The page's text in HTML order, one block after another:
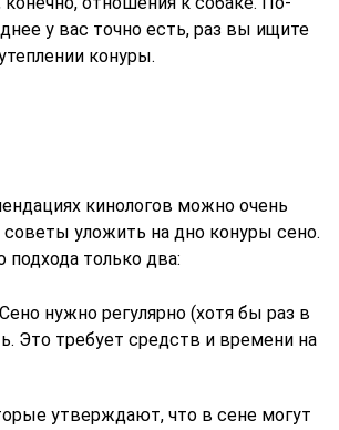
у вас точно есть, раз вы ищите
конуры.
кинологов можно очень
советы уложить на дно конуры сено.
подхода только два:
Сено нужно регулярно (хотя бы раз в
Это требует средств и времени на
утверждают, что в сене могут